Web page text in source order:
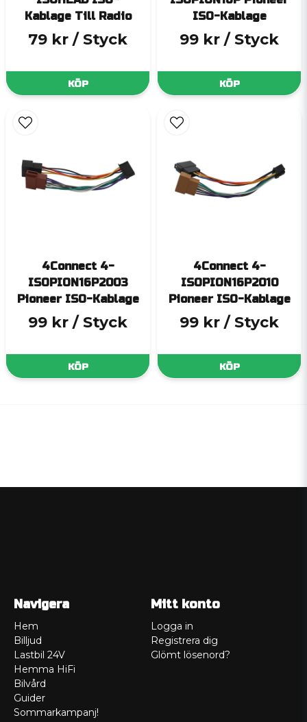
Kablage Till Radio
79 kr / Styck
KÖP
ISO-Kablage
99 kr / Styck
KÖP
4Connect 4-
ISOPION16P2003
Pioneer ISO-Kablage
99 kr / Styck
KÖP
4Connect 4-
ISOPION16P2010
Pioneer ISO-Kablage
99 kr / Styck
KÖP
Navigera
Hem
Billjud
Lastbil 24V
Hemma HiFi
Bilvård
Guider
Sommarkampanj!
Mitt konto
Logga in
Registrera dig
Glömt lösenord?